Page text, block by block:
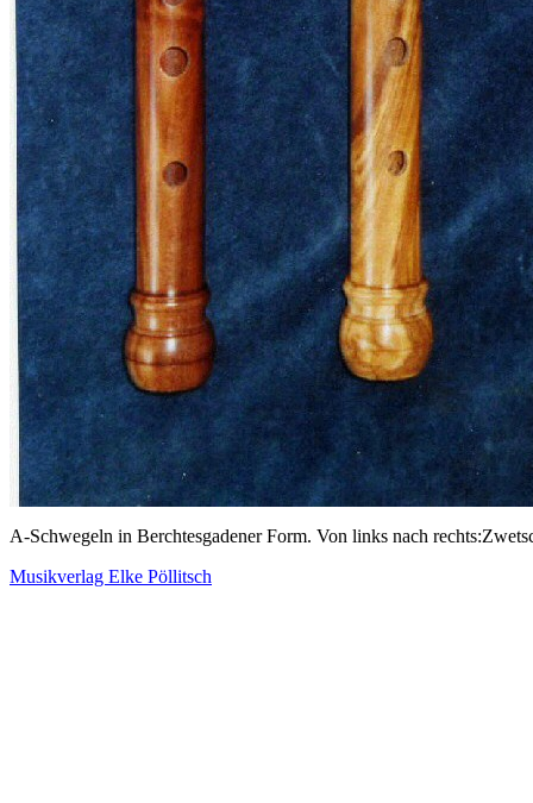
A-Schwegeln in Berchtesgadener Form. Von links nach
Musikverlag Elke Pöllitsch